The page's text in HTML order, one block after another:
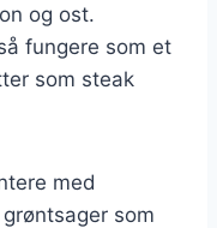
og ost.
fungere som et
som steak
med
som